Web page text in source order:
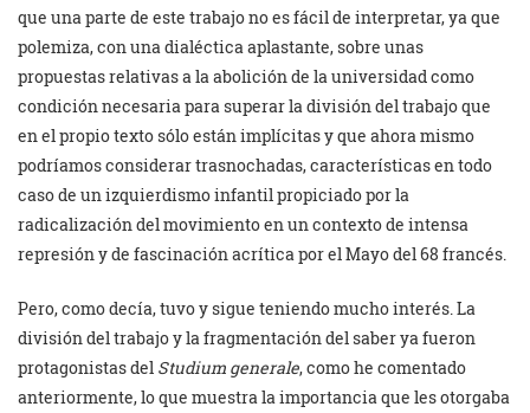
que una parte de este trabajo no es fácil de interpretar, ya que
polemiza, con una dialéctica aplastante, sobre unas
propuestas relativas a la abolición de la universidad como
condición necesaria para superar la división del trabajo que
en el propio texto sólo están implícitas y que ahora mismo
podríamos considerar trasnochadas, características en todo
caso de un izquierdismo infantil propiciado por la
radicalización del movimiento en un contexto de intensa
represión y de fascinación acrítica por el Mayo del 68 francés.
Pero, como decía, tuvo y sigue teniendo mucho interés. La
división del trabajo y la fragmentación del saber ya fueron
protagonistas del Studium generale, como he comentado
anteriormente, lo que muestra la importancia que les otorgaba